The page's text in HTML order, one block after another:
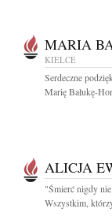
MARIA
KIELCE
Serdeczne
Marię Bałukę-
ALICJA
"Śmierć nigdy
Wszystkim,